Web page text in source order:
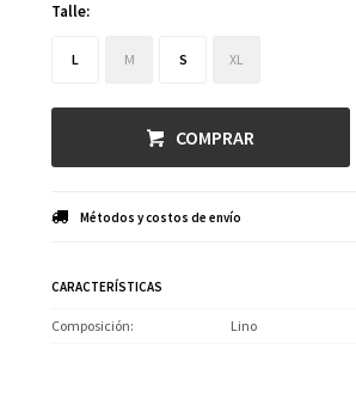
Talle:
L M S XL
COMPRAR
Métodos y costos de envío
CARACTERÍSTICAS
Composición Lino